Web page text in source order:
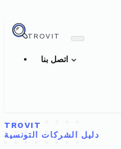
TROVIT
TROVIT
دليل الشركات التونسية